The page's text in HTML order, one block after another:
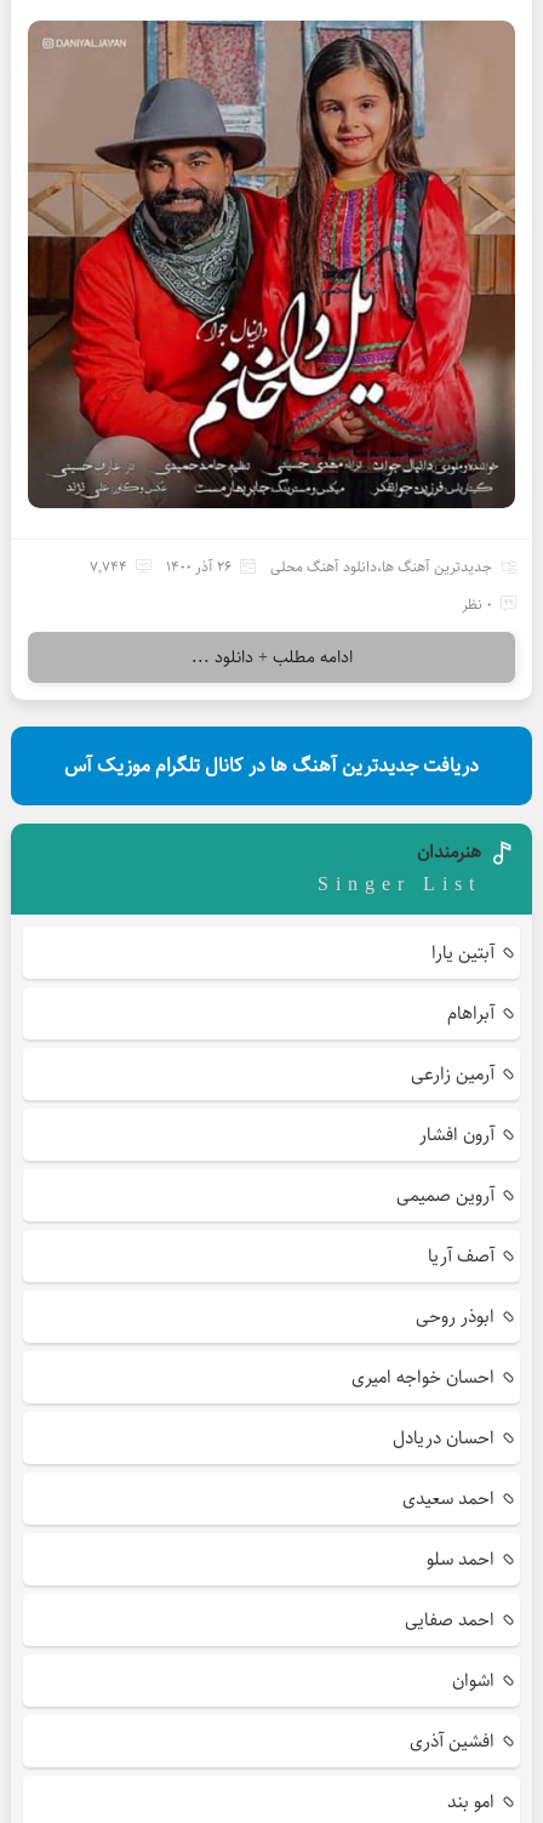
جدیدترین آهنگ ها،دانلود آهنگ محلی 26 آذر 1400
7,744
0 نظر
ادامه مطلب + دانلود ...
دریافت جدیدترین آهنگ ها در کانال تلگرام موزیک آس
هنرمندان
Singer List
آبتین یارا
آبراهام
آرمین زارعی
آرون افشار
آروین صمیمی
آصف آریا
ابوذر روحی
احسان خواجه امیری
احسان دریادل
احمد سعیدی
احمد سلو
احمد صفایی
اشوان
افشین آذری
امو بند